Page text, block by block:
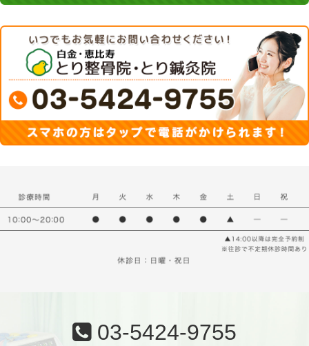
03-5424-9755